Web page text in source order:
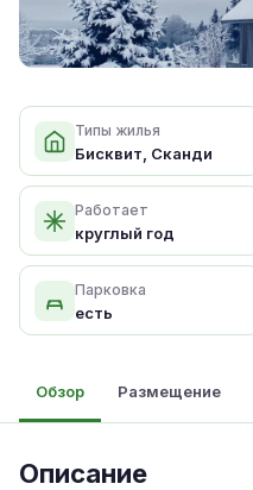
Типы жилья
Бисквит, Сканди
Работает
круглый год
Парковка
есть
Обзор Размещение
Описание